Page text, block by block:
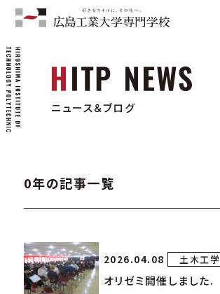
ニュース＆ブログ
0年の記事一覧
2026.04.08 土木工学
オリゼミ開催しました.